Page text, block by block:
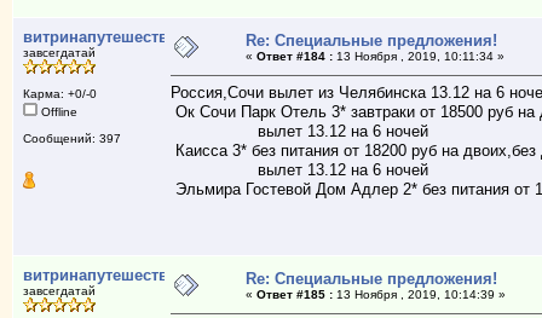
витринапутешествий
завсегдатай
Карма: +0/-0
Offline
Сообщений: 397
Re: Специальные предложения!
« Ответ #184 :13 Ноября , 2019, 10:11:34 »
Россия,Сочи вылет из Челябинска 13.12 на 6
Ок Сочи Парк Отель 3* завтраки от 18500 руб на
вылет 13.12 на 6 ночей
Каисса 3* без питания от 18200 руб на двоих,без
вылет 13.12 на 6 ночей
Эльмира Гостевой Дом Адлер 2* без питания от
витринапутешествий
завсегдатай
Re: Специальные предложения!
« Ответ #185 :13 Ноября , 2019, 10:14:39 »